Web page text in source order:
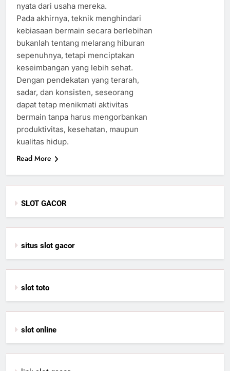
nyata dari usaha mereka.
Pada akhirnya, teknik menghindari
kebiasaan bermain secara berlebihan
bukanlah tentang melarang hiburan
sepenuhnya, tetapi menciptakan
keseimbangan yang lebih sehat.
Dengan pendekatan yang terarah,
sadar, dan konsisten, seseorang
dapat tetap menikmati aktivitas
bermain tanpa harus mengorbankan
produktivitas, kesehatan, maupun
kualitas hidup.
Read More
SLOT GACOR
situs slot gacor
slot toto
slot online